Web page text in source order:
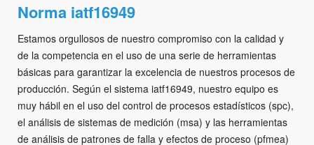
Norma iatf16949
Estamos orgullosos de nuestro compromiso con la calidad y
de la competencia en el uso de una serie de herramientas
básicas para garantizar la excelencia de nuestros procesos de
producción. Según el sistema iatf16949, nuestro equipo es
muy hábil en el uso del control de procesos estadísticos (spc),
el análisis de sistemas de medición (msa) y las herramientas
de análisis de patrones de falla y efectos de proceso (pfmea)